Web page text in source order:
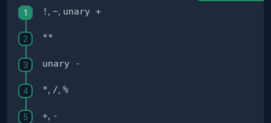
! , ~, unary +
**
unary -
*, /, %
+, -